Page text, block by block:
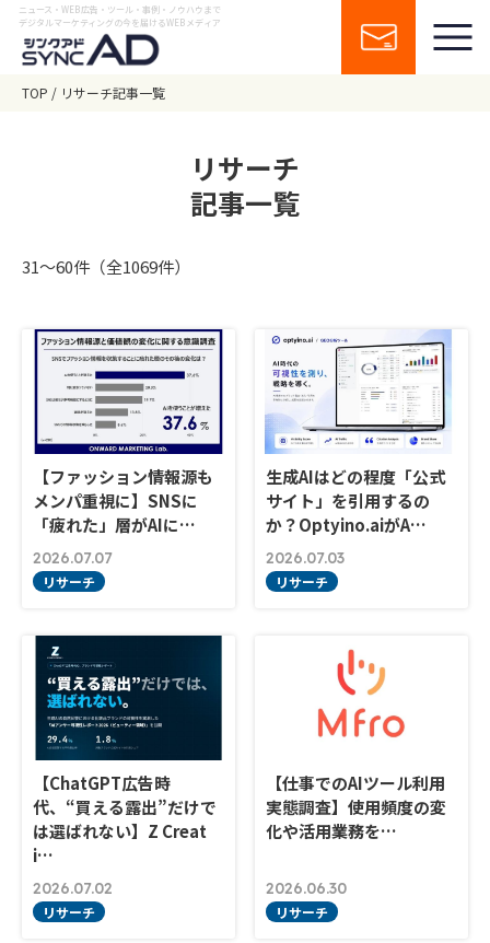
ニュース・WEB広告・ツール・事例・ノウハウまで
デジタルマーケティングの今を届けるWEBメディア
TOP リサーチ記事一覧
リサーチ
記事一覧
31〜60件（全1069件）
【ファッション情報源も
メンパ重視に】SNSに
「疲れた」層がAIに…
2026.07.07
リサーチ
生成AIはどの程度「公式
サイト」を引用するの
か？Optyino.aiがA…
2026.07.03
リサーチ
【ChatGPT広告時
代、“買える露出”だけで
は選ばれない】Z Creat
i…
2026.07.02
リサーチ
【仕事でのAIツール利用
実態調査】使用頻度の変
化や活用業務を…
2026.06.30
リサーチ